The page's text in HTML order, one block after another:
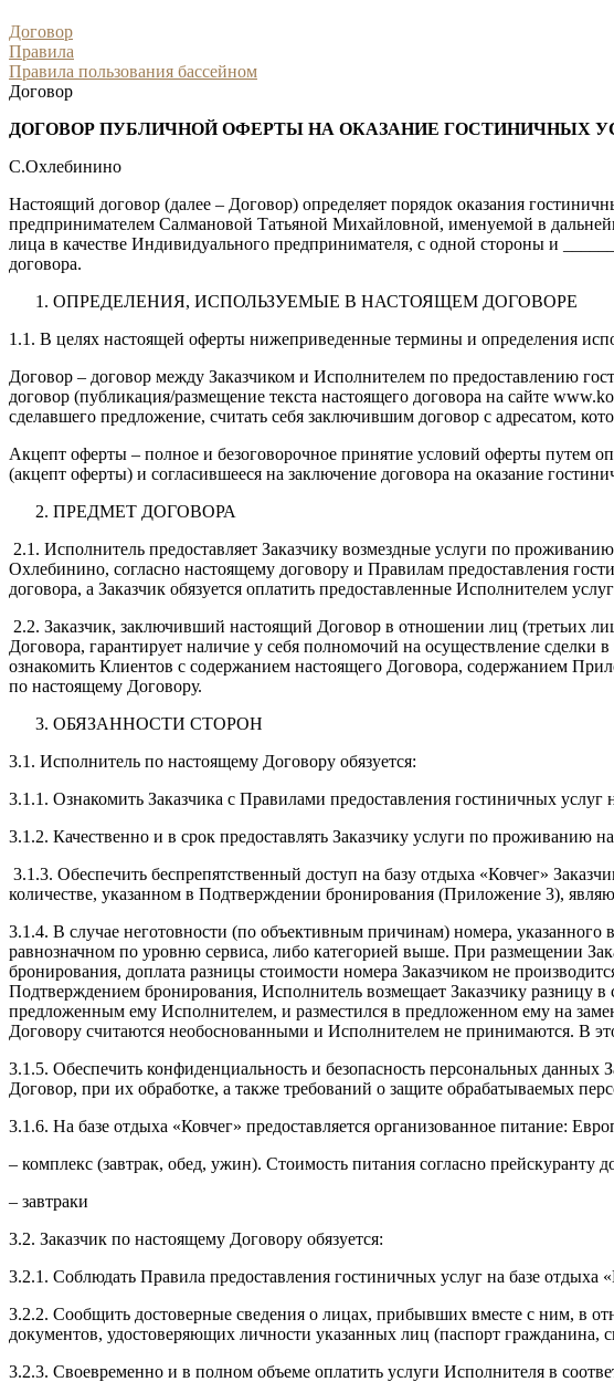
Договор
Правила
Правила пользования бассейном
Договор
ДОГОВОР ПУБЛИЧНОЙ ОФЕРТЫ НА ОКАЗАНИЕ ГОСТИНИЧНЫХ
С.Охлебинино
Настоящий договор (далее – Договор) определяет порядок оказания
предпринимателем Салмановой Татьяной Михайловной, именуемой в
лица в качестве Индивидуального предпринимателя, с одной стороны и
договора.
ОПРЕДЕЛЕНИЯ, ИСПОЛЬЗУЕМЫЕ В НАСТОЯЩЕМ ДОГОВОРЕ
1.1. В целях настоящей оферты нижеприведенные термины и определения
Договор – договор между Заказчиком и Исполнителем по предоставлению
договор (публикация/размещение текста настоящего договора на сайте
сделавшего предложение, считать себя заключившим договор с адресатом,
Акцепт оферты – полное и безоговорочное принятие условий оферты путем
(акцепт оферты) и согласившееся на заключение договора на оказание
ПРЕДМЕТ ДОГОВОРА
2.1. Исполнитель предоставляет Заказчику возмездные услуги по
Охлебинино, согласно настоящему договору и Правилам предоставления
договора, а Заказчик обязуется оплатить предоставленные Исполнителем
2.2. Заказчик, заключивший настоящий Договор в отношении лиц (третьих
Договора, гарантирует наличие у себя полномочий на осуществление
ознакомить Клиентов с содержанием настоящего Договора, содержанием
по настоящему Договору.
ОБЯЗАННОСТИ СТОРОН
3.1. Исполнитель по настоящему Договору обязуется:
3.1.1. Ознакомить Заказчика с Правилами предоставления гостиничных услуг
3.1.2. Качественно и в срок предоставлять Заказчику услуги по проживанию
3.1.3. Обеспечить беспрепятственный доступ на базу отдыха «Ковчег»
количестве, указанном в Подтверждении бронирования (Приложение 3),
3.1.4. В случае неготовности (по объективным причинам) номера,
равнозначном по уровню сервиса, либо категорией выше. При размещении
бронирования, доплата разницы стоимости номера Заказчиком не
Подтверждением бронирования, Исполнитель возмещает Заказчику разницу
предложенным ему Исполнителем, и разместился в предложенном ему на
Договору считаются необоснованными и Исполнителем не принимаются. В
3.1.5. Обеспечить конфиденциальность и безопасность персональных
Договор, при их обработке, а также требований о защите обрабатываемых
3.1.6. На базе отдыха «Ковчег» предоставляется организованное питание:
– комплекс (завтрак, обед, ужин). Стоимость питания согласно прейскуранту
– завтраки
3.2. Заказчик по настоящему Договору обязуется:
3.2.1. Соблюдать Правила предоставления гостиничных услуг на базе отдыха
3.2.2. Сообщить достоверные сведения о лицах, прибывших вместе с ним, в
документов, удостоверяющих личности указанных лиц (паспорт
3.2.3. Своевременно и в полном объеме оплатить услуги Исполнителя в